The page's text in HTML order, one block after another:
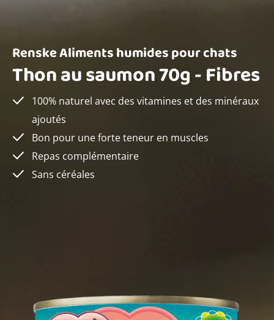
Renske Aliments humides pour chats
Thon au saumon 70g - Fibres
100% naturel avec des vitamines et des minéraux
ajoutés
Bon pour une forte teneur en muscles
Repas complémentaire
Sans céréales